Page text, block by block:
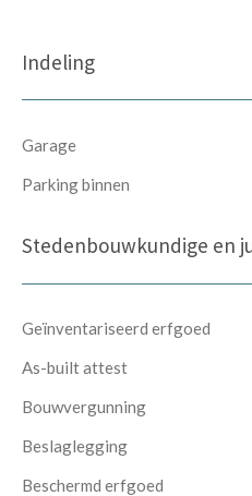
Indeling
Garage
Parking binnen
Stedenbouwkundige en
Geïnventariseerd erfgoed
As-built attest
Bouwvergunning
Beslaglegging
Beschermd erfgoed